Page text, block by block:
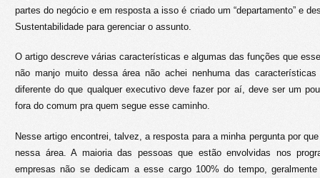
partes do negócio e em resposta a isso é criado um “departamento” e
Sustentabilidade para gerenciar o assunto.
O artigo descreve várias características e algumas das funções que
não manjo muito dessa área não achei nenhuma das
diferente do que qualquer executivo deve fazer por aí, deve ser um
fora do comum pra quem segue esse caminho.
Nesse artigo encontrei, talvez, a resposta para a minha pergunta por
nessa área. A maioria das pessoas que estão envolvidas nos
empresas não se dedicam a esse cargo 100% do tempo,